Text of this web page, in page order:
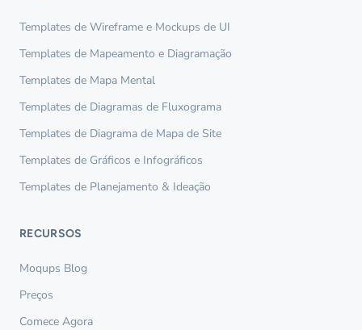
Templates de Wireframe e Mockups de UI
Templates de Mapeamento e Diagramação
Templates de Mapa Mental
Templates de Diagramas de Fluxograma
Templates de Diagrama de Mapa de Site
Templates de Gráficos e Infográficos
Templates de Planejamento & Ideação
RECURSOS
Moqups Blog
Preços
Comece Agora